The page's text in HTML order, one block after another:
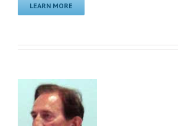
LEARN MORE